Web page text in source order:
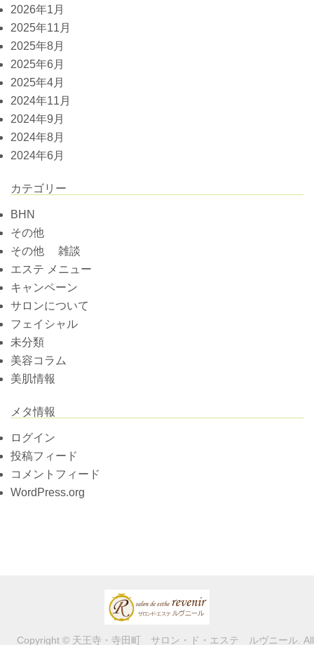
2026年1月
2025年11月
2025年8月
2025年6月
2025年4月
2024年11月
2024年9月
2024年8月
2024年6月
カテゴリー
BHN
その他
その他 雑談
エステ メニュー
キャンペーン
サロンについて
フェイシャル
未分類
美容コラム
美肌情報
メタ情報
ログイン
投稿フィード
コメントフィード
WordPress.org
Copyright © 天王寺・寺田町 サロン・ド・エステ ルヴニール. All